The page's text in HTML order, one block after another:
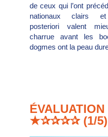
de ceux qui l’ont
nationaux clairs
posteriori valent
charrue avant les
dogmes ont la peau
ÉVALUATION
★✰✰✰✰ (1/5)